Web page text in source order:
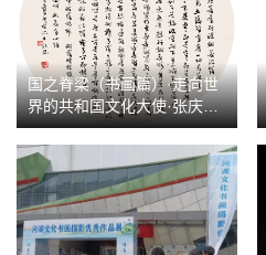
国之脊梁（书画篇）·走向世
界的共和国文化大使·张庆祥
作品展